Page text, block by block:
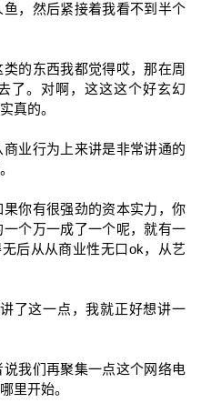
，然后紧接着我看不到半个
的东西我都觉得哎，那在周
了。对啊，这这这个好玄幻
真的。
业行为上来讲是非常讲通的
你有很强劲的资本实力，你
个万一成了一个呢，就有一
后从从商业性无口ok，从艺
了这一点，我就正好想讲一
我们再聚集一点这个网络电
里开始。